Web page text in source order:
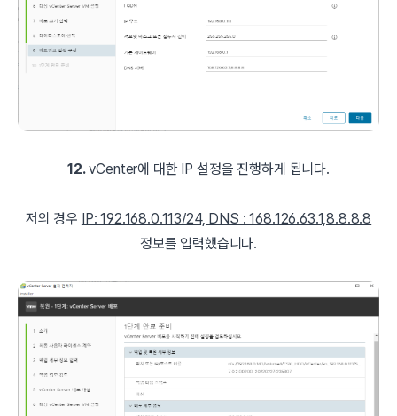
12.vCenter에 대한 IP 설정을 진행하게 됩니다.
저의 경우 IP: 192.168.0.113/24, DNS : 168.126.63.1,8.8.8.8
정보를 입력했습니다.